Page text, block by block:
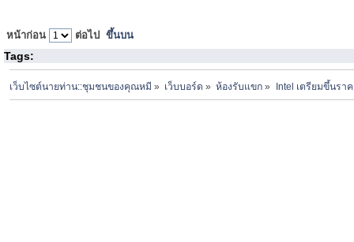
หน้าก่อน ต่อไป ขึ้นบน
Tags:
เว็บไซต์นายท่าน::ชุมชนของคุณหมี » เว็บบอร์ด » ห้องรับแขก » Intel เตรียมขึ้นรา